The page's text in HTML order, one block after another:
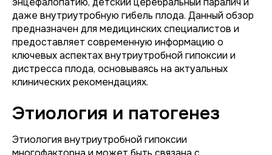
даже внутриутробную гибель плода. Данный обзор
предназначен для медицинских специалистов и
предоставляет современную информацию о
ключевых аспектах внутриутробной гипоксии и
дистресса плода, основываясь на актуальных
клинических рекомендациях.
Этиология и патогенез
Этиология внутриутробной гипоксии